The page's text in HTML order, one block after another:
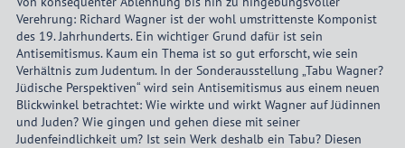
Verehrung: Richard Wagner ist der wohl umstrittenste Komponist
des 19. Jahrhunderts. Ein wichtiger Grund dafür ist sein
Antisemitismus. Kaum ein Thema ist so gut erforscht, wie sein
Verhältnis zum Judentum. In der Sonderausstellung „Tabu Wagner?
Jüdische Perspektiven“ wird sein Antisemitismus aus einem neuen
Blickwinkel betrachtet: Wie wirkte und wirkt Wagner auf Jüdinnen
und Juden? Wie gingen und gehen diese mit seiner
Judenfeindlichkeit um? Ist sein Werk deshalb ein Tabu? Diesen